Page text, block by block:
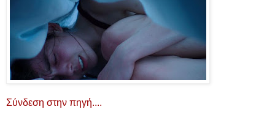
Σύνδεση στην πηγή....